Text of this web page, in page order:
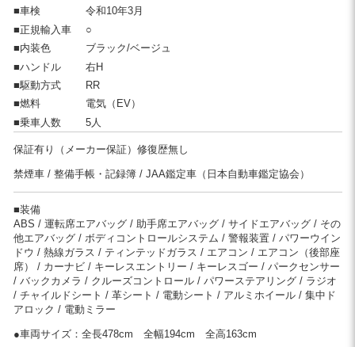
■車検
令和10年3月
■正規輸入車
○
■内装色
ブラック/ベージュ
■ハンドル
右H
■駆動方式
RR
■燃料
電気（EV）
■乗車人数
5人
保証有り（メーカー保証）修復歴無し
禁煙車 整備手帳・記録簿 JAA鑑定車（日本自動車鑑定協会）
■装備
ABS
運転席エアバッグ 助手席エアバッグ サイドエアバッグ
その
他エアバッグ
ボディコントロールシステム 警報装置
パワーウイン
ドウ
熱線ガラス ティンテッドガラス エアコン
エアコン（後部座
席）
カーナビ キーレスエントリー キーレスゴー
パークセンサー
バックカメラ
クルーズコントロール パワーステアリング
ラジオ
チャイルドシート
革シート 電動シート アルミホイール
集中ド
アロック
電動ミラー
●車両サイズ： 全長478cm 全幅194cm 全高163cm